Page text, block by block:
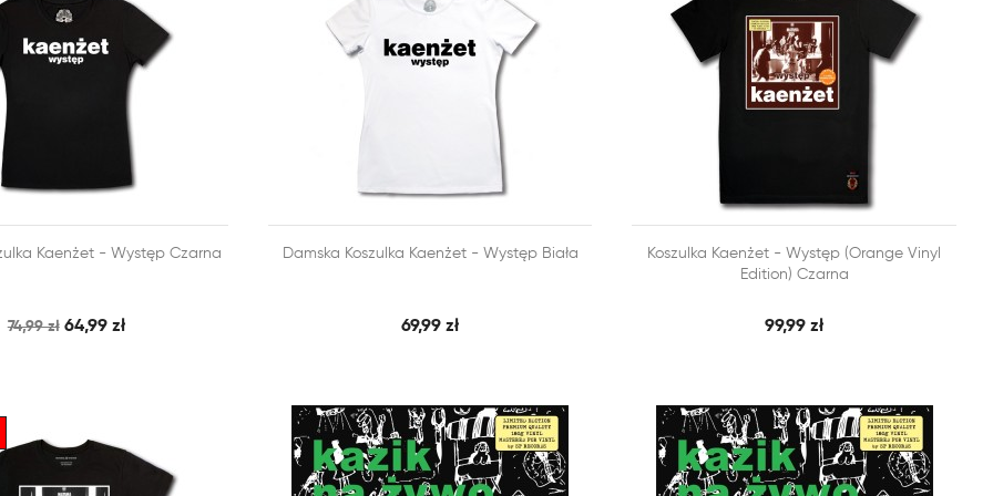
KOSZYKA  SZYBKI PODGLĄD
Kaenżet - Występ Czarna
74,99 zł 64,99 zł
DODAJ DO KOSZYKA  SZYBKI PODGLĄD
Damska Koszulka Kaenżet - Występ Biała
69,99 zł
DODAJ DO KOSZYKA SZYBKI PODGLĄD
Koszulka Kaenżet - Występ (Orange Vinyl
Edition) Czarna
99,99 zł